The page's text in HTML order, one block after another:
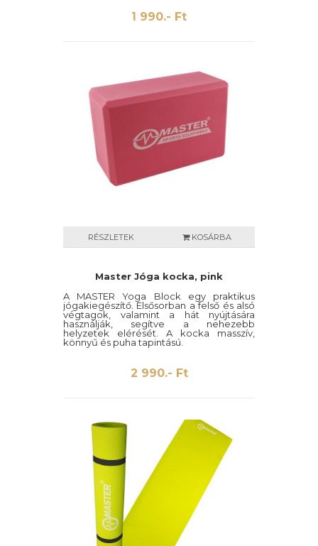
1 990.- Ft
RÉSZLETEK KOSÁRBA
Master Jóga kocka, pink
A MASTER Yoga Block egy praktikus
jógakiegészítő. Elsősorban a felső és alsó
végtagok, valamint a hát nyújtására
használják, segítve a nehezebb
helyzetek elérését. A kocka masszív,
könnyű és puha tapintású.
2 990.- Ft